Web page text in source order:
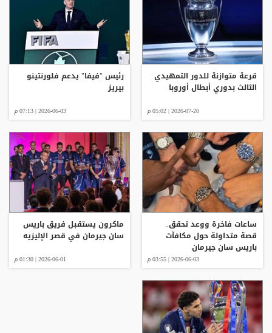
قرعة متوازنة للدور التمهيدي
الثالث بدوري أبطال أوروبا
2026-07-20 | 05:02 م
رئيس "فيفا" يدعم فلورنتينو
بيريز
2026-06-03 | 07:13 م
ساعات فاخرة ووعد تحقق..
قصة متداولة حول مكافآت
باريس سان جيرمان
2026-06-03 | 03:55 م
ماكرون يستقبل فريق باريس
سان جيرمان في قصر الإليزيه
2026-06-01 | 01:30 م